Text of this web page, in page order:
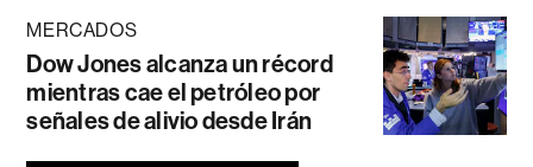
MERCADOS
Dow Jones alcanza un récord
mientras cae el petróleo por
señales de alivio desde Irán